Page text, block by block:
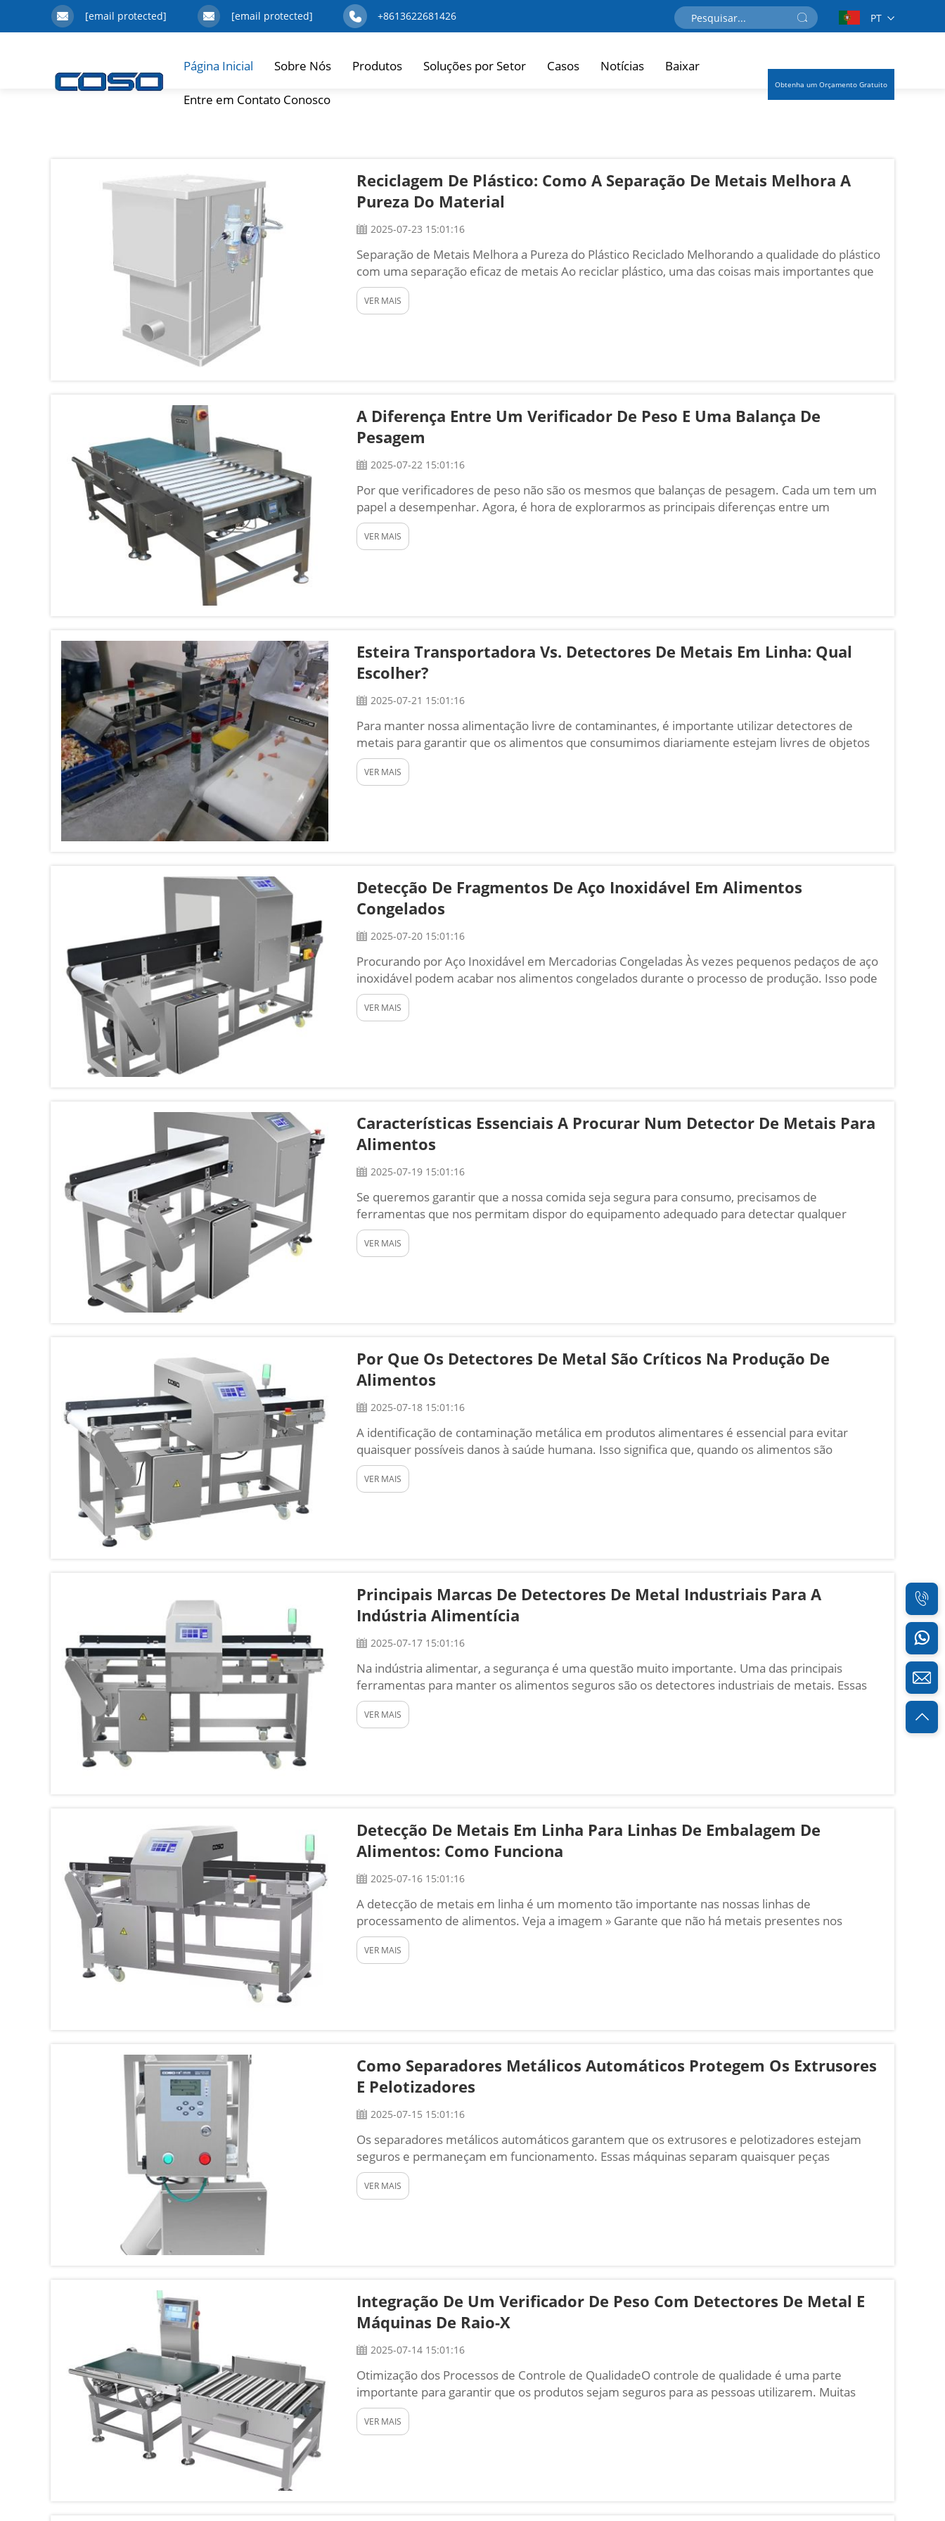
[email protected] [email protected] +8613622681426 PT
Página Inicial Sobre Nós Produtos Soluções por Setor Casos Notícias Baixar
Entre em Contato Conosco
Obtenha um Orçamento Gratuito
Reciclagem De Plástico: Como A Separação De Metais Melhora A
Pureza Do Material
2025-07-23 15:01:16
Separação de Metais Melhora a Pureza do Plástico Reciclado Melhorando a qualidade do plástico
com uma separação eficaz de metais Ao reciclar plástico, uma das coisas mais importantes que
podemos fazer é garantir que o plástico esteja limpo e livre de outros materiais, como por
exemplo...
VER MAIS
A Diferença Entre Um Verificador De Peso E Uma Balança De
Pesagem
2025-07-22 15:01:16
Por que verificadores de peso não são os mesmos que balanças de pesagem. Cada um tem um
papel a desempenhar. Agora, é hora de explorarmos as principais diferenças entre um
verificador de peso e uma balança de pesagem e qual deles você deve usar dependendo do
trabalho em mãos...
VER MAIS
Esteira Transportadora Vs. Detectores De Metais Em Linha: Qual
Escolher?
2025-07-21 15:01:16
Para manter nossa alimentação livre de contaminantes, é importante utilizar detectores de
metais para garantir que os alimentos que consumimos diariamente estejam livres de objetos
metálicos prejudiciais. Existem diferentes tipos de detectores de metais, detectores de metais
em linha, Fo...
VER MAIS
Detecção De Fragmentos De Aço Inoxidável Em Alimentos
Congelados
2025-07-20 15:01:16
Procurando por Aço Inoxidável em Mercadorias Congeladas Às vezes pequenos pedaços de aço
inoxidável podem acabar nos alimentos congelados durante o processo de produção. Isso pode
ser um grande problema, pois comer um pedaço de aço inoxidável será extremamente
doloroso. Que...
VER MAIS
Características Essenciais A Procurar Num Detector De Metais Para
Alimentos
2025-07-19 15:01:16
Se queremos garantir que a nossa comida seja segura para consumo, precisamos de
ferramentas que nos permitam dispor do equipamento adequado para detectar qualquer
pequeno fragmento de metal que possa acabar na nossa comida. É aí que se faz necessária a
utilização de um detector de metais de grau alimentício. COSO COSO i...
VER MAIS
Por Que Os Detectores De Metal São Críticos Na Produção De
Alimentos
2025-07-18 15:01:16
A identificação de contaminação metálica em produtos alimentares é essencial para evitar
quaisquer possíveis danos à saúde humana. Isso significa que, quando os alimentos são
produzidos utilizando detectores de metal, podemos ajudar a garantir que os alimentos que
consumimos sejam seguros. Partículas metálicas co...
VER MAIS
Principais Marcas De Detectores De Metal Industriais Para A
Indústria Alimentícia
2025-07-17 15:01:16
Na indústria alimentar, a segurança é uma questão muito importante. Uma das principais
ferramentas para manter os alimentos seguros são os detectores industriais de metais. Essas
máquinas são utilizadas para identificar partículas metálicas que possam entrar acidentalmente
nos produtos alimentares. As empresas do setor alimentar precisam de detectores eficazes
VER MAIS
Detecção De Metais Em Linha Para Linhas De Embalagem De
Alimentos: Como Funciona
2025-07-16 15:01:16
A detecção de metais em linha é um momento tão importante nas nossas linhas de
processamento de alimentos. Veja a imagem » Garante que não há metais presentes nos
alimentos que consumimos e que a detecção da presença de traços de metais nos alimentos é
importante para assegurar a nossa saúde e ...
VER MAIS
Como Separadores Metálicos Automáticos Protegem Os Extrusores
E Pelotizadores
2025-07-15 15:01:16
Os separadores metálicos automáticos garantem que os extrusores e pelotizadores estejam
seguros e permaneçam em funcionamento. Essas máquinas separam quaisquer peças
metálicas que possam estar presentes nas matérias-primas. Sem os separadores metálicos,
fragmentos poderiam danificar as máquinas, desacelerar a produ...
VER MAIS
Integração De Um Verificador De Peso Com Detectores De Metal E
Máquinas De Raio-X
2025-07-14 15:01:16
Otimização dos Processos de Controle de QualidadeO controle de qualidade é uma parte
importante para garantir que os produtos sejam seguros para as pessoas utilizarem. Muitas
empresas utilizam máquinas como verificadores de peso, detectores de metal e máquinas de
raio x para auxiliar no controle de qualidade. A COSO tem f...
VER MAIS